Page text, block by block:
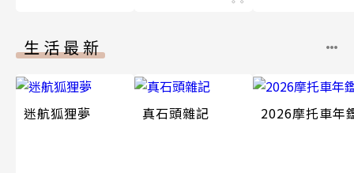
生活最新
迷航狐狸夢 真石頭雜記 2026摩托車年